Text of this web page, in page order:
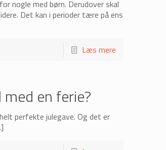
nogle med børn. Derudover skal
Det kan i perioder tære på ens
Læs mere
en ferie?
perfekte julegave. Og det er